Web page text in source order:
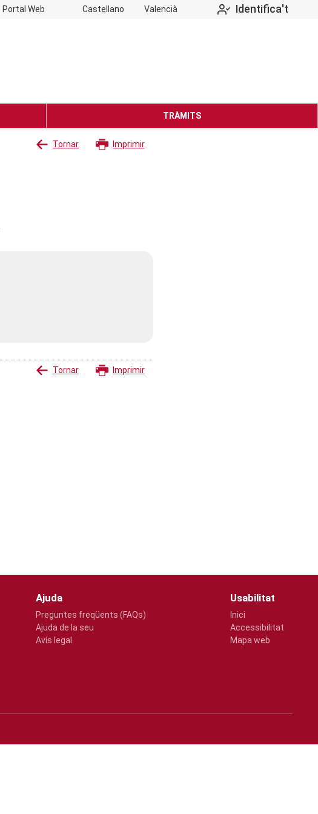
Portal Web Castellano Valencià Identifica't
TRÀMITS
Tornar Imprimir
Tornar Imprimir
Ajuda
Preguntes freqüents (FAQs)
Ajuda de la seu
Avís legal
Usabilitat
Inici
Accessibilitat
Mapa web